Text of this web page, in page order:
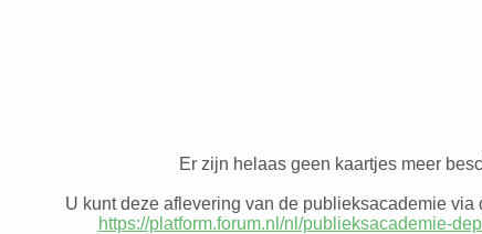
Er zijn helaas geen kaartjes meer
U kunt deze aflevering van de publieksacademie via
https://platform.forum.nl/nl/publieksacademie-